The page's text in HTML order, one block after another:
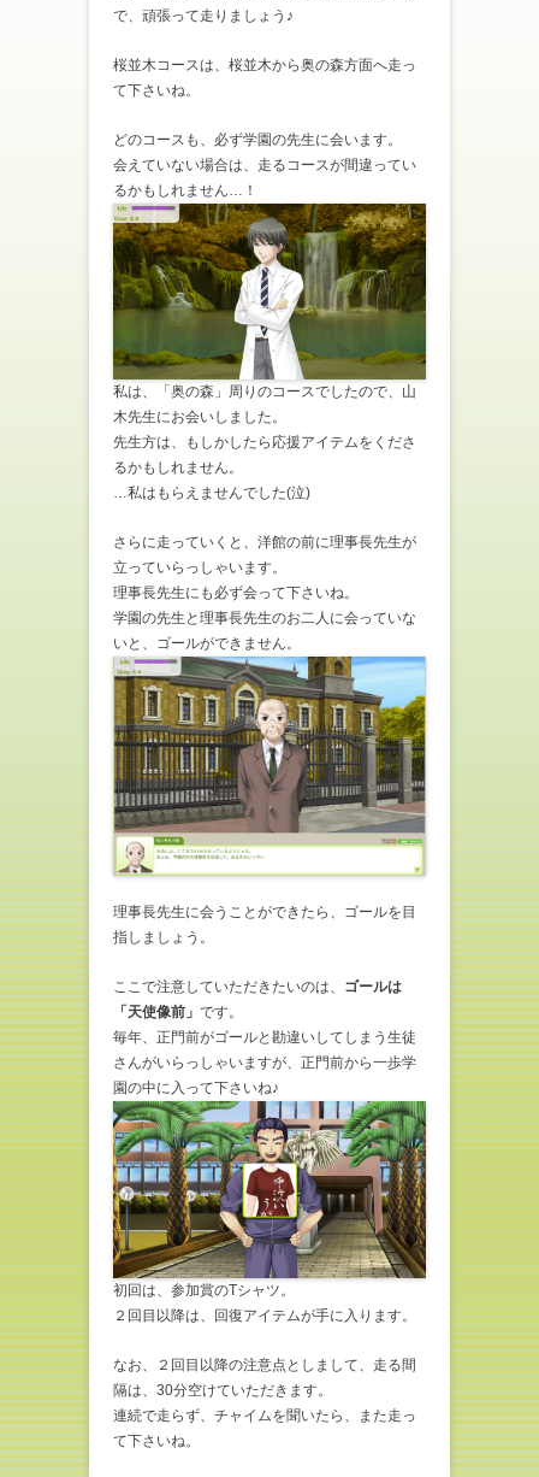
で、頑張って走りましょう♪
桜並木コースは、桜並木から奥の森方面へ走っ
て下さいね。
どのコースも、必ず学園の先生に会います。
会えていない場合は、走るコースが間違ってい
るかもしれません…！
私は、「奥の森」周りのコースでしたので、山
木先生にお会いしました。
先生方は、もしかしたら応援アイテムをくださ
るかもしれません。
…私はもらえませんでした(泣)
さらに走っていくと、洋館の前に理事長先生が
立っていらっしゃいます。
理事長先生にも必ず会って下さいね。
学園の先生と理事長先生のお二人に会っていな
いと、ゴールができません。
理事長先生に会うことができたら、ゴールを目
指しましょう。
ここで注意していただきたいのは、 ゴールは
「天使像前」 です。
毎年、正門前がゴールと勘違いしてしまう生徒
さんがいらっしゃいますが、正門前から一歩学
園の中に入って下さいね♪
初回は、参加賞のTシャツ。
２回目以降は、回復アイテムが手に入ります。
なお、２回目以降の注意点としまして、走る間
隔は、30分空けていただきます。
連続で走らず、チャイムを聞いたら、また走っ
て下さいね。